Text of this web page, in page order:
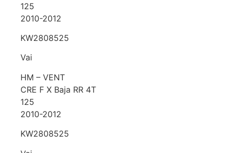
125
2010-2012
KW2808525
Vai
HM – VENT
CRE F X Baja RR 4T
125
2010-2012
KW2808525